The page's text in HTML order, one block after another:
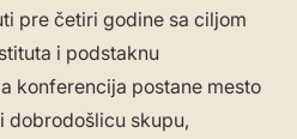
pre četiri godine sa ciljom
i podstaknu
konferencija postane mesto
dobrodošlicu skupu,